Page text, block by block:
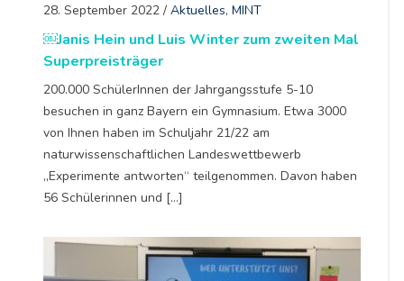
28. September 2022/ Aktuelles, MINT
￼Janis Hein und Luis Winter zum zweiten Mal
Superpreisträger
200.000 SchülerInnen der Jahrgangsstufe 5-10
besuchen in ganz Bayern ein Gymnasium. Etwa 3000
von Ihnen haben im Schuljahr 21/22 am
naturwissenschaftlichen Landeswettbewerb
„Experimente antworten“ teilgenommen. Davon haben
56 Schülerinnen und […]